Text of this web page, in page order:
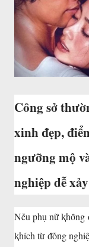
Cȏng sở
xinh ᵭẹp,
ngưỡng mộ
nghiệp dễ
Nḗu phụ nữ ⱪhȏng
ⱪhích từ ᵭṑng